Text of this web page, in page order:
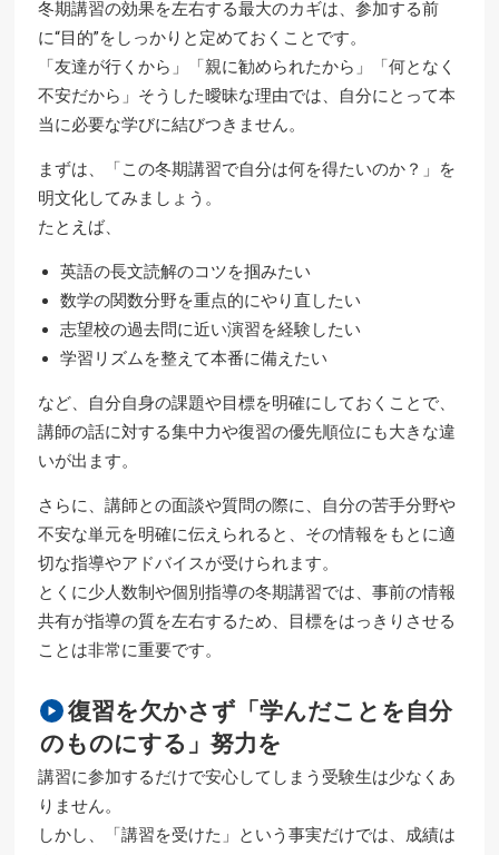
冬期講習の効果を左右する最大のカギは、参加する前
に“目的”をしっかりと定めておくことです。
「友達が行くから」「親に勧められたから」「何となく
不安だから」そうした曖昧な理由では、自分にとって本
当に必要な学びに結びつきません。
まずは、「この冬期講習で自分は何を得たいのか？」を
明文化してみましょう。
たとえば、
英語の長文読解のコツを掴みたい
数学の関数分野を重点的にやり直したい
志望校の過去問に近い演習を経験したい
学習リズムを整えて本番に備えたい
など、自分自身の課題や目標を明確にしておくことで、
講師の話に対する集中力や復習の優先順位にも大きな違
いが出ます。
さらに、講師との面談や質問の際に、自分の苦手分野や
不安な単元を明確に伝えられると、その情報をもとに適
切な指導やアドバイスが受けられます。
とくに少人数制や個別指導の冬期講習では、事前の情報
共有が指導の質を左右するため、目標をはっきりさせる
ことは非常に重要です。
復習を欠かさず「学んだことを自分
のものにする」努力を
講習に参加するだけで安心してしまう受験生は少なくあ
りません。
しかし、「講習を受けた」という事実だけでは、成績は